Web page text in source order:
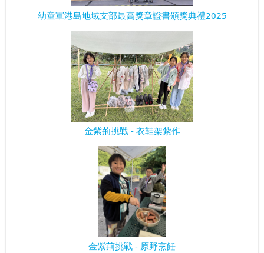
幼童軍港島地域支部最高獎章證書頒獎典禮2025
金紫荊挑戰 - 衣鞋架紮作
金紫荊挑戰 - 原野烹飪